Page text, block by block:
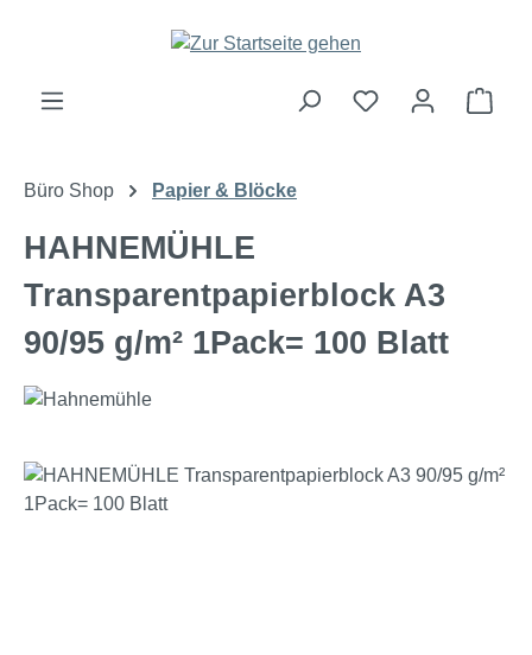
Zum Hauptinhalt springen
Büro Shop Papier & Blöcke
HAHNEMÜHLE
Transparentpapierblock A3
90/95 g/m² 1Pack= 100 Blatt
Bildergalerie überspringen